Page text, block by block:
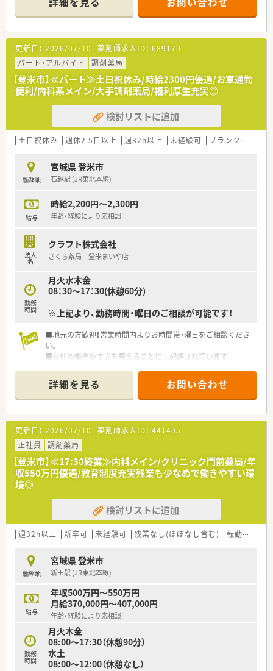
境づくりを考え、ライフステージに応じた福利厚生をご用意して
います。
また、患者さまへの想いをカタチにする「リトルチャレンジ制
度」では「現場主義」を念頭に、
地域・店舗ごとに異なる患者さまのニーズやスタッフの思いを実
現する取り組みも行っています。
入社後もひとりひとりの薬剤師像に近しい多彩なキャリアステ
ップをご用意しております。
こうした働きやすい環境づくりに力を入れている『さくら薬局グ
ループ』でご活躍されてみませんか？
師を求め育てています。
＜特徴・ポイントのご紹介＞
★薬剤師を守る独自システム
業務をサポートするために様々なシステムを独自開発していま
す。
その一つが約20年前から導入され、進化を続けている調剤シス
テム「SPITS」。
処方箋受付から一連の調剤業務を連動させ、業務効率化を図るほ
か、
調剤過誤防止機能を高め、患者様と働くスタッフを守っていま
す。
システム改修が必要な制度変更があった場合も、迅速に対応でき
★刷新された新規採用者研修
中途入社ならではの悩みを解消し、さくら薬局グループのビジョ
同期入社の方との繋がりを踏まえ、『さくら薬局の薬剤師』とし
て、安心してキャリアをスタートいただくための研修です。
門の体系的な研修をご用意。
安心して飛び込める体制が整備されています。
全店舗で地域連携薬局を目指している地域に根差した調剤薬局
です。
学管理や、
連携薬局も取得しています。
本社から業界動向などの情報が常に発信されており、患者様や医
療機関と信頼関係を築きやすい体制があるのも認定薬局が増え
ている理由の1つです。
★安心して働ける環境と福利厚生制度
年間休日が「126日相当時間」と業界トップクラスのさくら薬局
では産休・育休の希望取得率も100％！長く働き続けるための環
境づくりを考え、ライフステージに応じた福利厚生をご用意して
います。
また、患者さまへの想いをカタチにする「リトルチャレンジ制
度」では「現場主義」を念頭に、
地域・店舗ごとに異なる患者さまのニーズやスタッフの思いを実
現する取り組みも行っています。
ップをご用意しております。
こうした働きやすい環境づくりに力を入れている『さくら薬局グ
ループ』でご活躍されてみませんか？
更新日： 2026/07/10 薬剤師求人ID： 689170
パート・アルバイト
調剤薬局
【登米市】≪パート≫土日祝休み/時給2300円優遇/お車通勤
便利/内科系メイン/大手調剤薬局/福利厚生充実◎
検討リストに追加
土日祝休み 週休2.5日以上 週32h以上 未経験可 ブランク可
勤務地
宮城県 登米市
石越駅 (JR東北本線)
給与
時給2,200円～2,300円
年齢・経験により応相談
法人
名
クラフト株式会社
さくら薬局 登米まいや店
勤務
時間
月火水木金
08：30～17：30(休憩60分)
※上記より、勤務時間・曜日のご相談が可能です！
■地元の方歓迎！営業時間内よりお時間帯・曜日をご相談くださ
い。
■女性の働きやすさを整えることにも配慮されています。
■週20時間以上の勤務で社会保険加入！
詳細を見る お問い合わせ
更新日： 2026/07/10 薬剤師求人ID： 441405
正社員
調剤薬局
【登米市】≪17:30終業≫内科メイン/クリニック門前薬局/年
収550万円優遇/教育制度充実残業も少なめで働きやすい環
境◎
検討リストに追加
週32h以上 新卒可 未経験可 残業なし(ほぼなし含む) 転勤なし
勤務地
宮城県 登米市
新田駅 (JR東北本線)
給与
年収500万円～550万円
月給370,000円～407,000円
年齢・経験により応相談
勤務
時間
月火木金
08:00～17:30（休憩90分）
水土
08:00～12:00（休憩なし）